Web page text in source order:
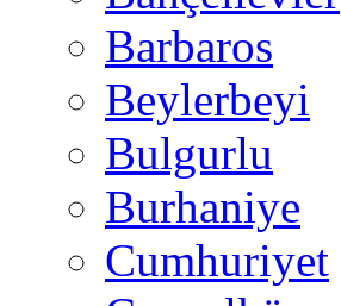
Barbaros
Beylerbeyi
Bulgurlu
Burhaniye
Cumhuriyet